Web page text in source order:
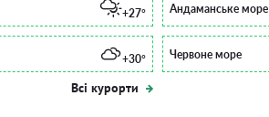
+27°
+30°
Всі курорти
Андаманське море
Червоне море